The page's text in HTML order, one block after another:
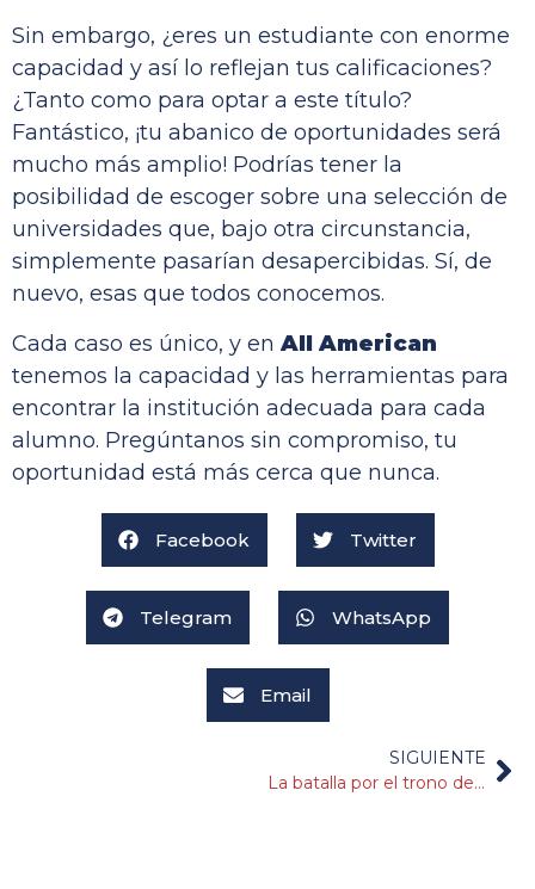
Sin embargo, ¿eres un estudiante con enorme
capacidad y así lo reflejan tus calificaciones?
¿Tanto como para optar a este título?
Fantástico, ¡tu abanico de oportunidades será
mucho más amplio! Podrías tener la
posibilidad de escoger sobre una selección de
universidades que, bajo otra circunstancia,
simplemente pasarían desapercibidas. Sí, de
nuevo, esas que todos conocemos.
Cada caso es único, y enAll American
tenemos la capacidad y las herramientas para
encontrar la institución adecuada para cada
alumno. Pregúntanos sin compromiso, tu
oportunidad está más cerca que nunca.
Facebook Twitter
Telegram WhatsApp
Email
SIGUIENTE
La batalla por el trono de la NCAA: March Madness 2022